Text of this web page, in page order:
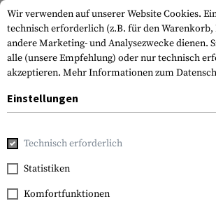
Home Real Action
FILTER
Wir verwenden auf unserer Website Cookies.
technisch erforderlich (z.B. für den Warenkorb,
andere Marketing- und Analysezwecke dienen.
alle (unsere Empfehlung) oder nur technisch
akzeptieren. Mehr Informationen zum
Einstellungen
Technisch erforderlich
Statistiken
Komfortfunktionen